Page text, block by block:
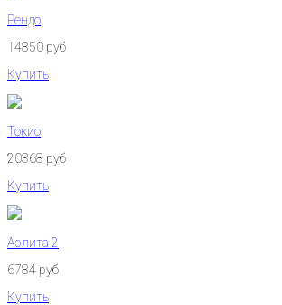
Рендо
14850 руб
Купить
Токио
20368 руб
Купить
Аэлита 2
6784 руб
Купить